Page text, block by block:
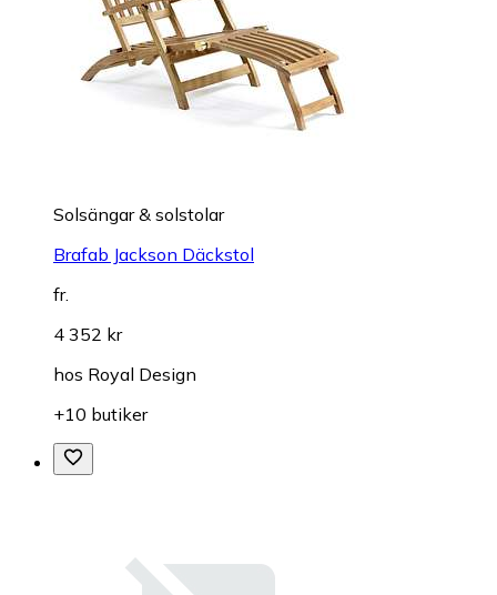
Solsängar & solstolar
Brafab Jackson Däckstol
fr.
4 352 kr
hos Royal Design
+10 butiker